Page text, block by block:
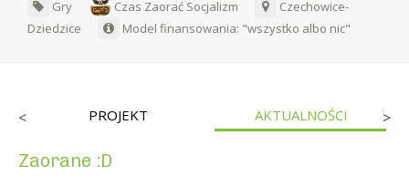
Gry Czas Zaorać Socjalizm
Czechowice-
Dziedzice
Model finansowania: "wszystko albo nic"
< PROJEKT AKTUALNOŚCI >
Zaorane :D